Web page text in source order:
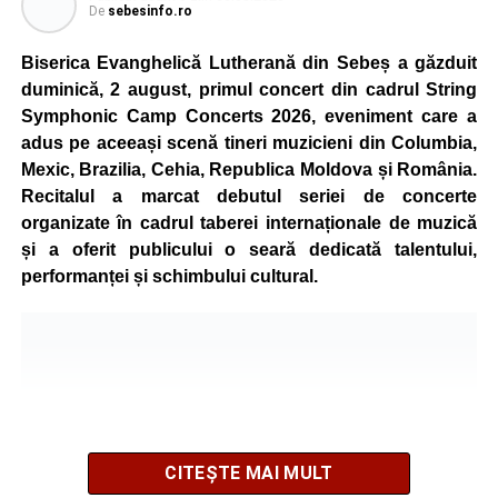
de vârstă, astfel încât competiția să fie accesibilă atât
celor aflați la început de drum, cât și celor cu experiență în
mountain bike. La finalul întrecerii, cei mai bine clasați
concurenți vor fi recompensați cu premii în bani și premii
oferite de partenerii evenimentului.
Înaintea zilei de concurs, participanții își vor putea ridica
vor putea înscrie direct la competiție în cadrul Punctului
Oficial de Înscrieri și Informații (Race Office), care va
funcționa după următorul program:
Roșie, unde vor avea loc și antrenamente libere pe
De sebesinfo.ro
Biserica Evanghelică Lutherană din Sebeș a găzduit
duminică, 2 august, primul concert din cadrul String
Symphonic Camp Concerts 2026, eveniment care a
adus pe aceeași scenă tineri muzicieni din Columbia,
Mexic, Brazilia, Cehia, Republica Moldova și România.
Recitalul a marcat debutul seriei de concerte
organizate în cadrul taberei internaționale de muzică
și a oferit publicului o seară dedicată talentului,
performanței și schimbului cultural.
CITEȘTE MAI MULT